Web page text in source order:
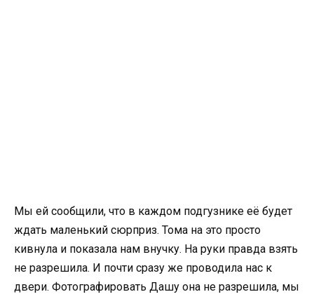
Мы ей сообщили, что в каждом подгузнике её будет
ждать маленький сюрприз. Тома на это просто
кивнула и показала нам внучку. На руки правда взять
не разрешила. И почти сразу же проводила нас к
двери. Фотографировать Дашу она не разрешила, мы